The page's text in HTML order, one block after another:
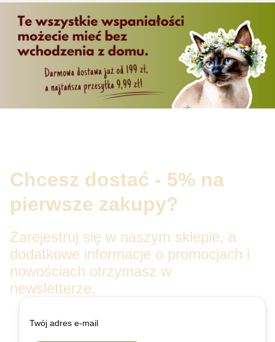
Chcesz dostać - 5% na
pierwsze zakupy?
Zarejestruj się w naszym sklepie, a
dodatkowe informacje o promocjach i
nowościach otrzymasz w
newsletterze.
Twój adres e-mail